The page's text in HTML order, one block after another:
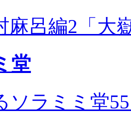
麻呂編2「大
堂
ソラミミ堂